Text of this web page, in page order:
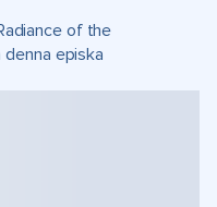
of the
episka